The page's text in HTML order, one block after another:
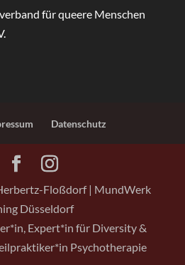
Datenschutz
Floßdorf | MundWerk
Düsseldorf
Expert*in für Diversity &
Psychotherapie